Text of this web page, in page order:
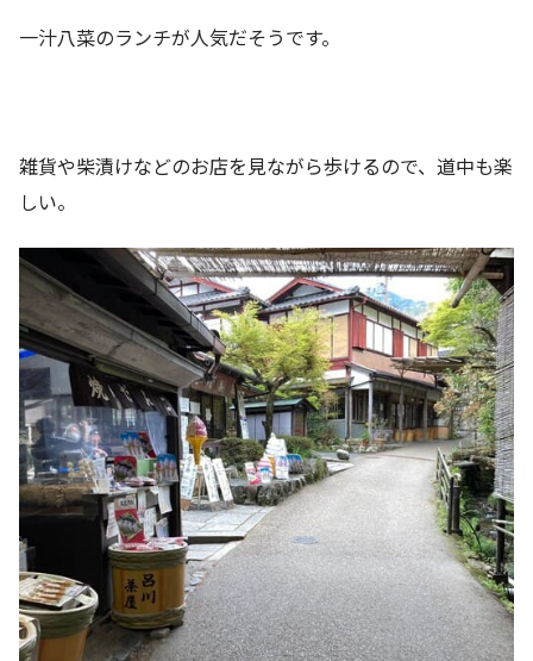
一汁八菜のランチが人気だそうです。
雑貨や柴漬けなどのお店を見ながら歩けるので、道中も楽
しい。